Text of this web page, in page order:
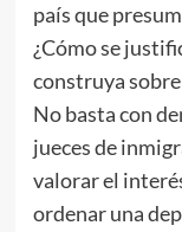
país que
¿Cómo se
construya
No basta con
jueces de
valorar el
ordenar una